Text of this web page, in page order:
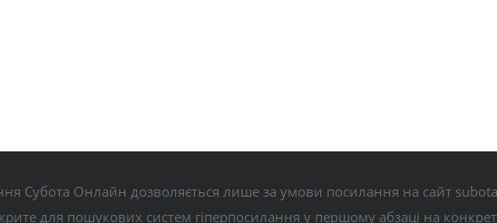
Субота Онлайн дозволяється лише за умови посилання на сайт
для пошукових систем гіперпосилання у першому абзаці на